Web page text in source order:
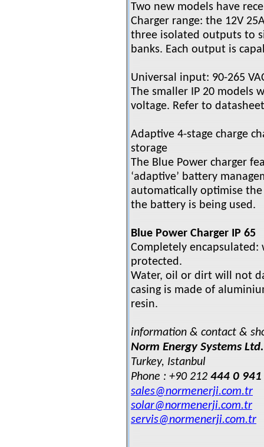
Two new models have
Charger range: the 12V
three isolated outputs to
banks. Each output is
Universal input: 90-265
The smaller IP 20 models
voltage. Refer to
Adaptive 4-stage charge
storage
The Blue Power charger
‘adaptive’ battery
automatically optimise
the battery is being used.
Blue Power Charger IP 65
Completely
protected.
Water, oil or dirt will not
casing is made of
resin.
information & contact &
Norm Energy Systems Ltd.
Turkey, Istanbul
Phone : +90 212 444 0 941
sales@normenerji.com.tr
solar@normenerji.com.tr
servis@normenerji.com.tr